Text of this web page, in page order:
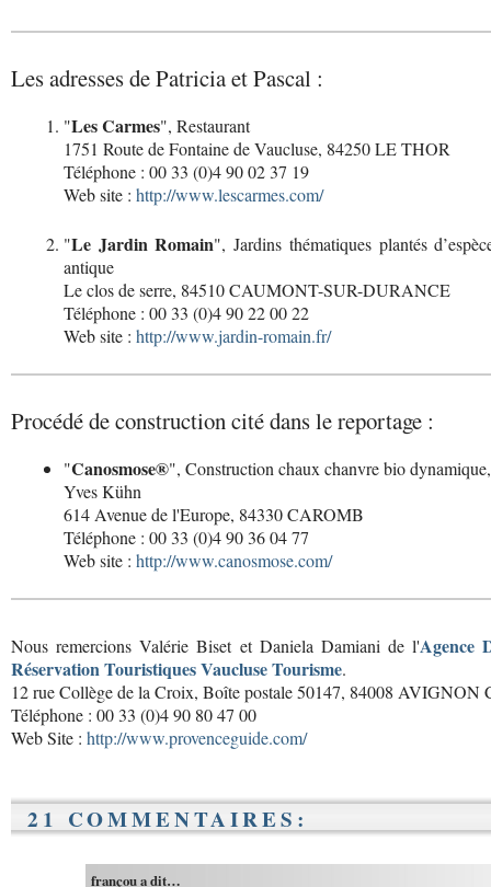
Les adresses de Patricia et Pascal :
"Les Carmes", Restaurant
1751 Route de Fontaine de Vaucluse, 84250 LE THOR
Téléphone : 00 33 (0)4 90 02 37 19
Web site : http://www.lescarmes.com/
"Le Jardin Romain", Jardins thématiques plantés
antique
Le clos de serre, 84510 CAUMONT-SUR-DURANCE
Téléphone : 00 33 (0)4 90 22 00 22
Web site : http://www.jardin-romain.fr/
Procédé de construction cité dans le reportage :
"Canosmose®", Construction chaux chanvre bio
Yves Kühn
614 Avenue de l'Europe, 84330 CAROMB
Téléphone : 00 33 (0)4 90 36 04 77
Web site : http://www.canosmose.com/
Nous remercions Valérie Biset et Daniela Damiani de l'Agence
Réservation Touristiques Vaucluse Tourisme.
12 rue Collège de la Croix, Boîte postale 50147, 84008 AVIGNON
Téléphone : 00 33 (0)4 90 80 47 00
Web Site : http://www.provenceguide.com/
21 COMMENTAIRES:
françou a dit…